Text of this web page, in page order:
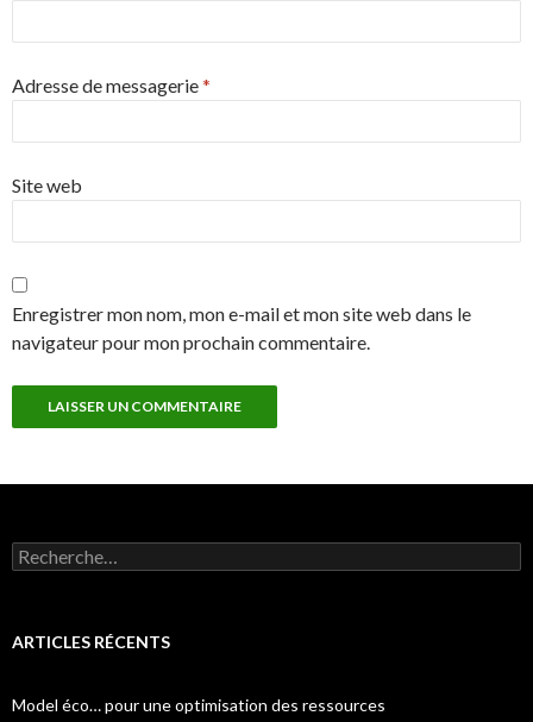
Adresse de messagerie*
Site web
Enregistrer mon nom, mon e-mail et mon site web dans le
navigateur pour mon prochain commentaire.
Rechercher :
ARTICLES RÉCENTS
Model éco… pour une optimisation des ressources